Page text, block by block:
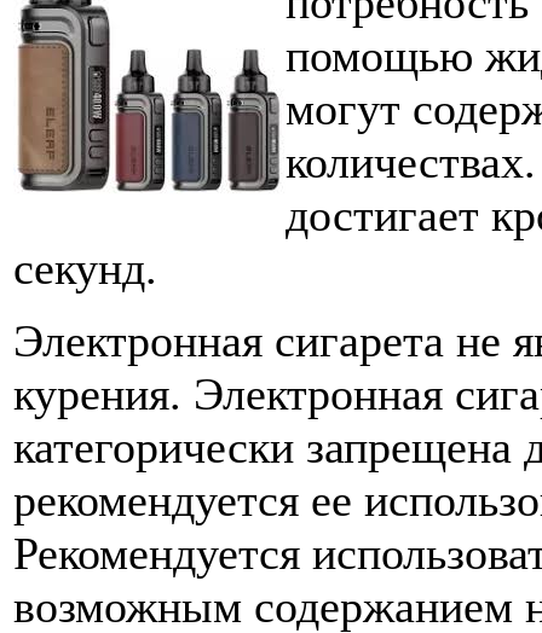
помощью
могут
достигает
секунд.
Электронная сигарета не
курения. Электронная
категорически
рекомендуется ее
Рекомендуется
возможным содержанием